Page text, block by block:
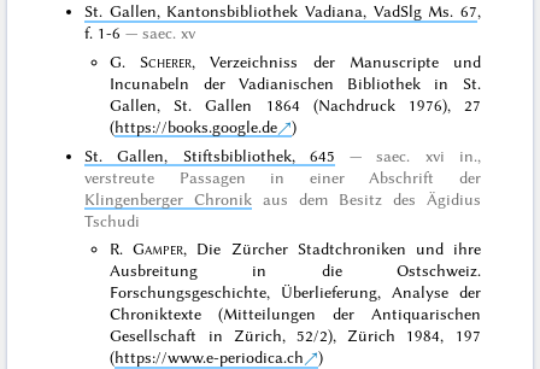
St. Gallen, Kantonsbibliothek Vadiana, VadSlg Ms. 67,
f. 1-6
saec. xv
G. Scherer, Verzeichniss der Manuscripte und
Incunabeln der Vadianischen Bibliothek in St.
Gallen, St. Gallen 1864 (Nachdruck 1976), 27
(https://books.google.de
)
St. Gallen, Stiftsbibliothek, 645
saec. xvi in.,
verstreute Passagen in einer Abschrift der
Klingenberger Chronik aus dem Besitz des Ägidius
Tschudi
R.Gamper, Die Zürcher Stadtchroniken und ihre
Ausbreitung in die Ostschweiz.
Forschungsgeschichte, Überlieferung, Analyse der
Chroniktexte (Mitteilungen der Antiquarischen
Gesellschaft in Zürich, 52/2), Zürich 1984, 197
(https://www.e-periodica.ch
)